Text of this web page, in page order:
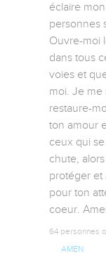
éclaire
personnes
Ouvre-moi
dans tous
voies et
moi. Je me
restaure-
ton amour
ceux qui
chute,
protéger et
pour ton
coeur.
64 personnes
AMEN